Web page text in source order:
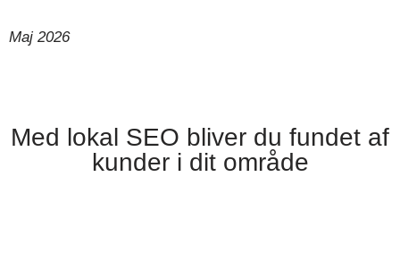
Maj 2026
Med lokal SEO bliver du fundet af
kunder i dit område